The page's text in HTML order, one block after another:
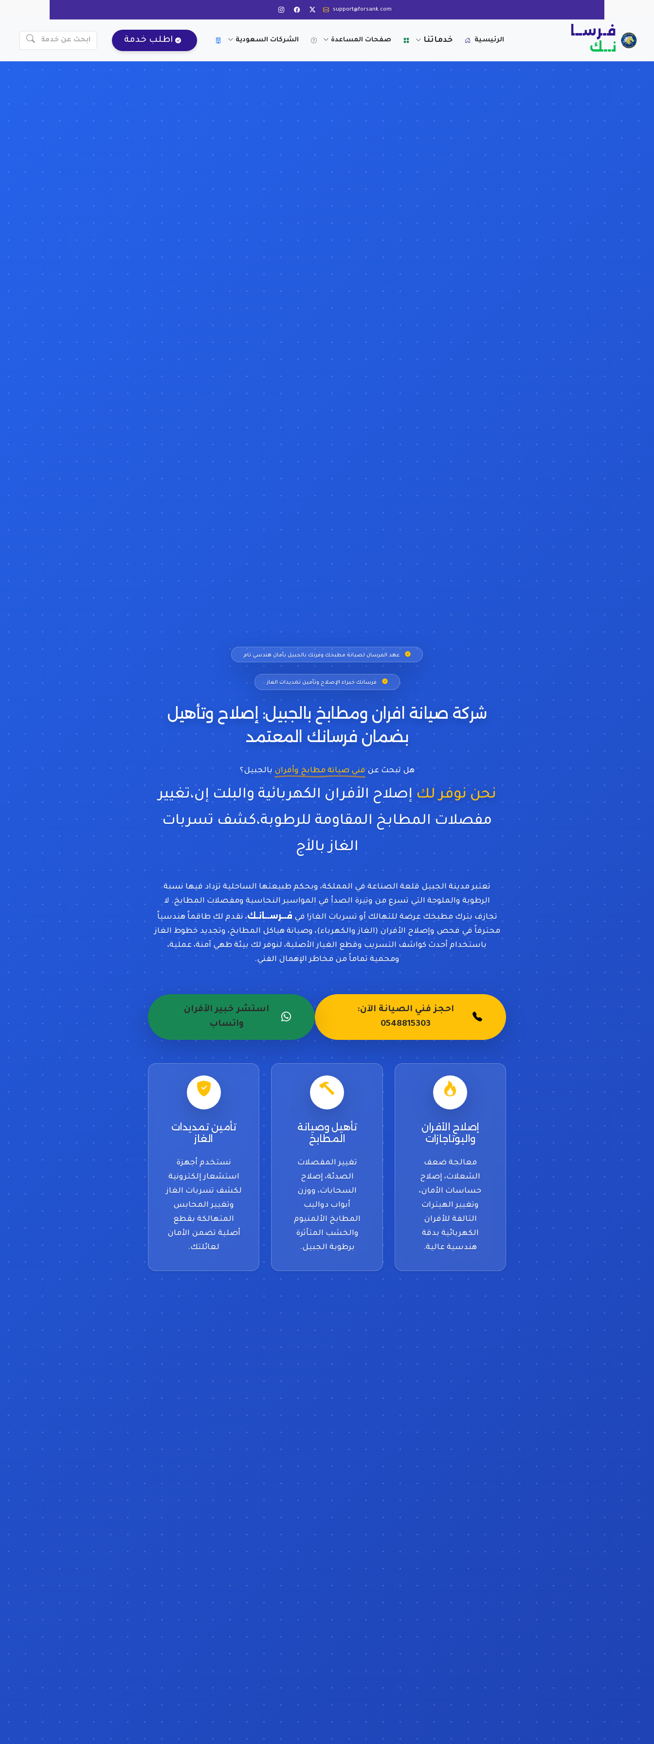
support@forsank.com
فـرســا
نــك الرئيسية خدماتنا صفحات المساعدة الشركات السعودية اطلب خدمة
عهد الفرسان لصيانة مطبخك وفرنك بالجبيل بأمان هندسي تام
فرسانك خبراء الإصلاح وتأمين تمديدات الغاز
شركة صيانة افران ومطابخ بالجبيل: إصلاح وتأهيل
بضمان فرسانك المعتمد
هل تبحث عنفني صيانة مطابخ وأفران بالجبيل؟
نحن نوفر لك إصلاح الأفران الكهربائية والبلت إن،تغيير
مفصلات المطابخ المقاومة للرطوبة،كشف تسربات
الغاز بالأجهزة الحديثة،ت
تعتبر مدينة الجبيل قلعة الصناعة في المملكة، وبحكم طبيعتها الساحلية تزداد فيها نسبة
الرطوبة والملوحة التي تسرع من وتيرة الصدأ في المواسير النحاسية ومفصلات المطابخ. لا
تجازف بترك مطبخك عرضة للتهالك أو تسربات الغاز! في فــرســانـك، نقدم لك طاقماً هندسياً
محترفاً في فحص وإصلاح الأفران (الغاز والكهرباء)، وصيانة هياكل المطابخ، وتجديد خطوط الغاز
باستخدام أحدث كواشف التسريب وقطع الغيار الأصلية، لنوفر لك بيئة طهي آمنة، عملية،
ومحمية تماماً من مخاطر الإهمال الفني.
احجز فني الصيانة الآن:
0548815303
استشر خبير الأفران
واتساب
إصلاح الأفران
والبوتاجازات
معالجة ضعف
الشعلات، إصلاح
حساسات الأمان،
وتغيير الهيترات
التالفة للأفران
الكهربائية بدقة
هندسية عالية.
تأهيل وصيانة
المطابخ
تغيير المفصلات
الصدئة، إصلاح
السحابات، ووزن
أبواب دواليب
المطابخ الألمنيوم
والخشب المتأثرة
برطوبة الجبيل.
تأمين تمديدات
الغاز
نستخدم أجهزة
استشعار إلكترونية
لكشف تسربات الغاز
وتغيير المحابس
المتهالكة بقطع
أصلية تضمن الأمان
لعائلتك.